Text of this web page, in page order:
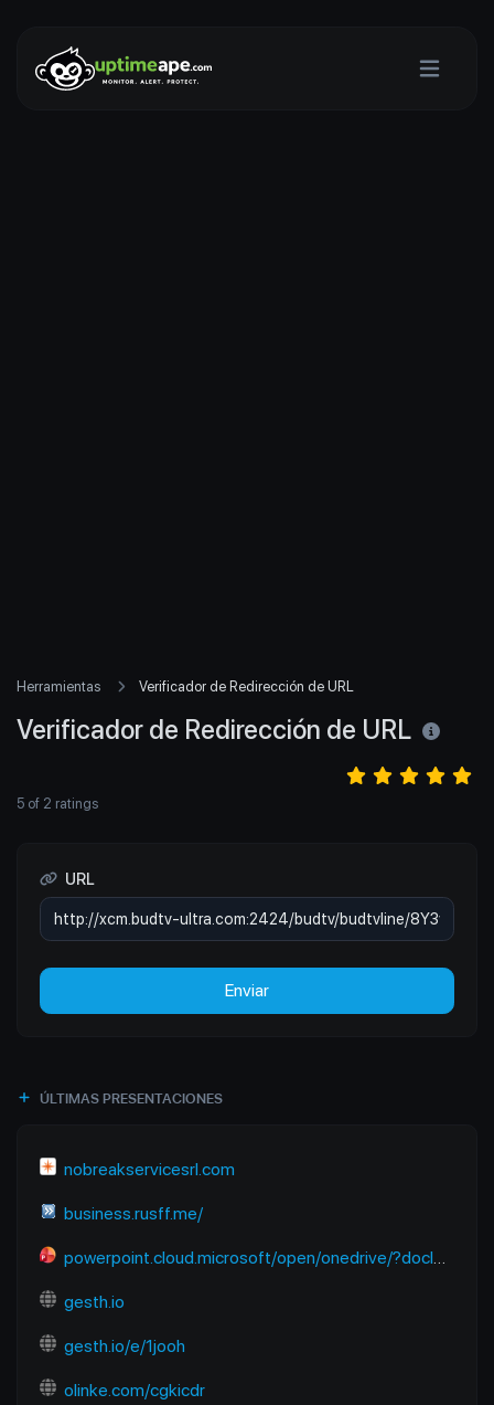
Herramientas Verificador de Redirección de URL
Verificador de Redirección de URL
5 of 2 ratings
URL
Enviar
ÚLTIMAS PRESENTACIONES
nobreakservicesrl.com
business.rusff.me/
powerpoint.cloud.microsoft/open/onedrive/?docId=B2E2FC91EC670A6D%21sfbb50a922dda4602824f13b7dbf01218&driveId=B2E2FC91EC670A6D&wdOrigin=SEARCHENGINE.YANDEX%2CAPPHOME-WEB.BANNER.NEWBLANK-OCDI%2CAPPHOME-WEB.BANNER.NEWBLANK-OCDI&wdPreviousSession=6f938680-9bce-48e1-8baf-f09aa6773cb4&wdPreviousSessionSrc=AppHomeWeb&ct=1765118122983
gesth.io
gesth.io/e/1jooh
olinke.com/cgkicdr